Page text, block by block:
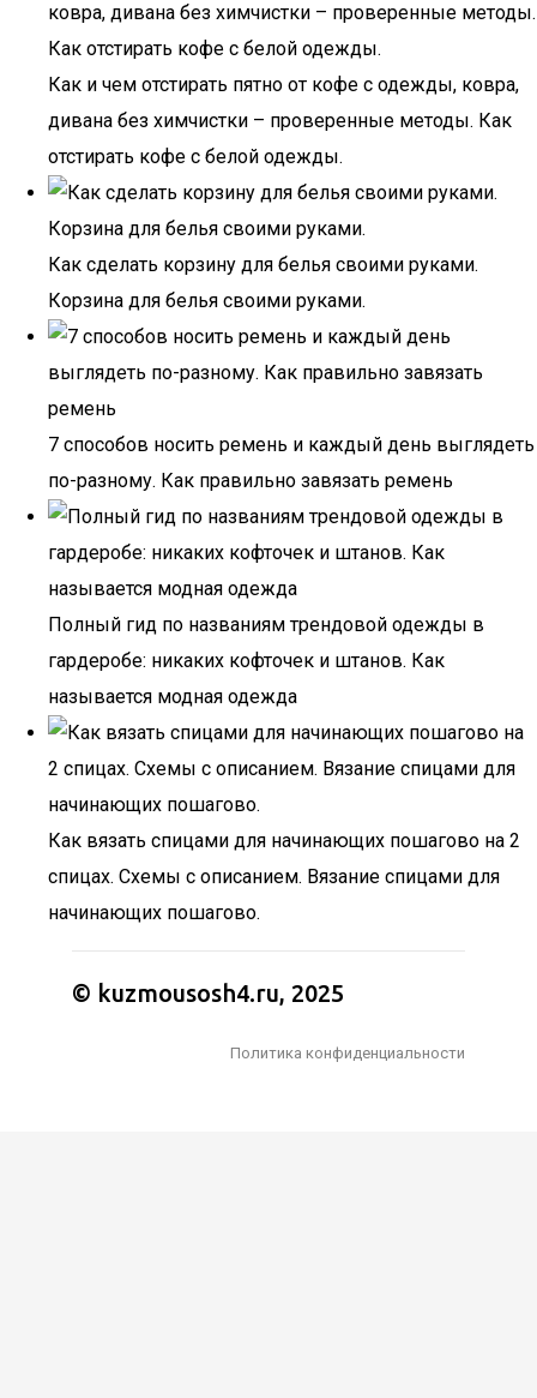
Как и чем отстирать пятно от кофе с одежды, ковра,
дивана без химчистки – проверенные методы. Как
отстирать кофе с белой одежды.
Как сделать корзину для белья своими руками.
Корзина для белья своими руками.
7 способов носить ремень и каждый день выглядеть
по-разному. Как правильно завязать ремень
Полный гид по названиям трендовой одежды в
гардеробе: никаких кофточек и штанов. Как
называется модная одежда
Как вязать спицами для начинающих пошагово на 2
спицах. Схемы с описанием. Вязание спицами для
начинающих пошагово.
© kuzmousosh4.ru, 2025
Политика конфиденциальности